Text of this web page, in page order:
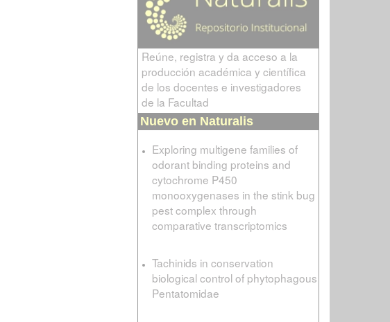
Reúne, registra y da acceso a la
producción académica y científica
de los docentes e investigadores
de la Facultad
Nuevo en Naturalis
Exploring multigene families of
odorant binding proteins and
cytochrome P450
monooxygenases in the stink bug
pest complex through
comparative transcriptomics
Tachinids in conservation
biological control of phytophagous
Pentatomidae